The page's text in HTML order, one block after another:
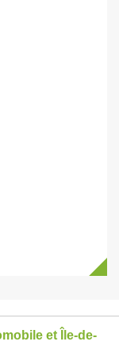
et Île-de-